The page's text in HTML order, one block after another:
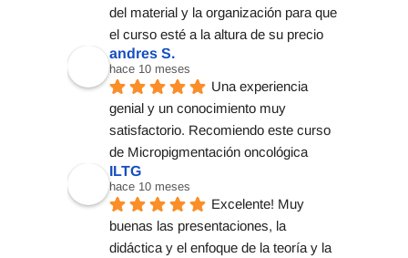
del material y la organización para que
el curso esté a la altura de su precio
andres S.
hace 10 meses
Una experiencia
genial y un conocimiento muy
satisfactorio. Recomiendo este curso
de Micropigmentación oncológica
ILTG
hace 10 meses
Excelente! Muy
buenas las presentaciones, la
didáctica y el enfoque de la teoría y la